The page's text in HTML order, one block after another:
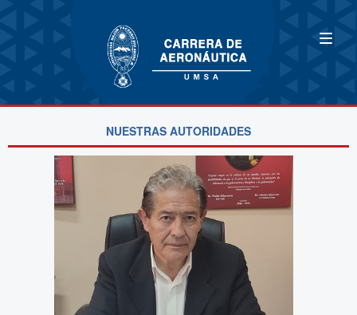
NUESTRAS AUTORIDADES